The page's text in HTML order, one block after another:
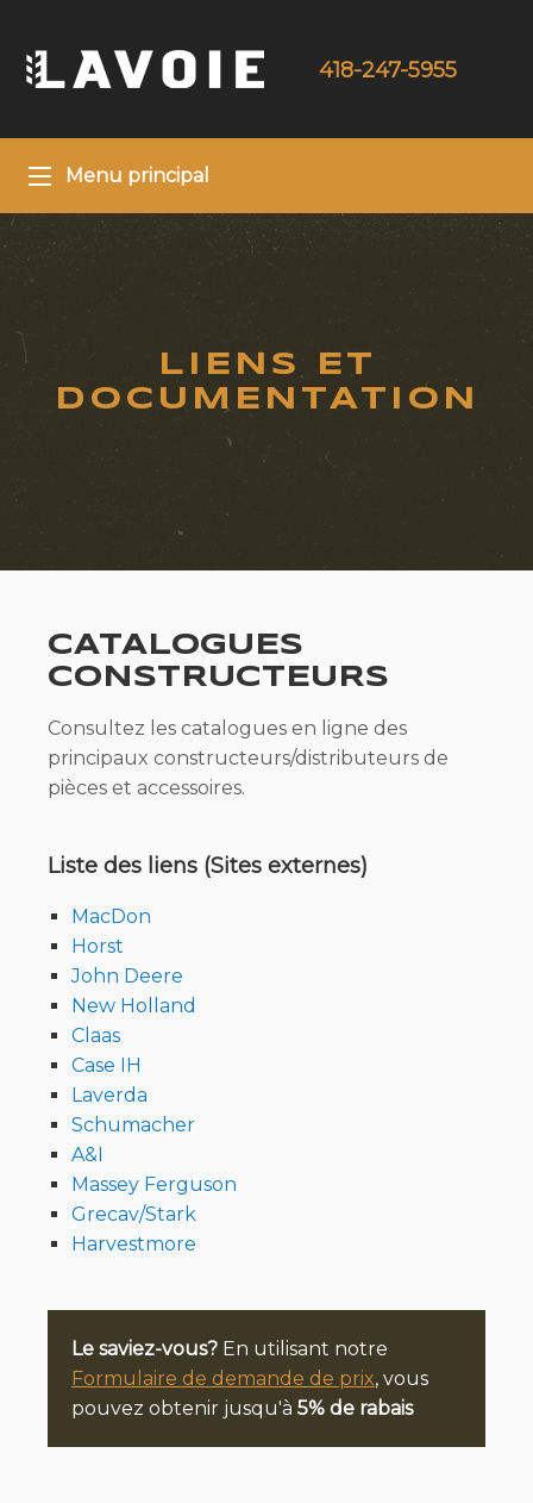
418-247-5955
Menu principal
LIENS ET
DOCUMENTATION
CATALOGUES
CONSTRUCTEURS
Consultez les catalogues en ligne des
principaux constructeurs/distributeurs de
pièces et accessoires.
Liste des liens (Sites externes)
MacDon
Horst
John Deere
New Holland
Claas
Case IH
Laverda
Schumacher
A&I
Massey Ferguson
Grecav/Stark
Harvestmore
Le saviez-vous? En utilisant notre
Formulaire de demande de prix, vous
pouvez obtenir jusqu'à 5% de rabais